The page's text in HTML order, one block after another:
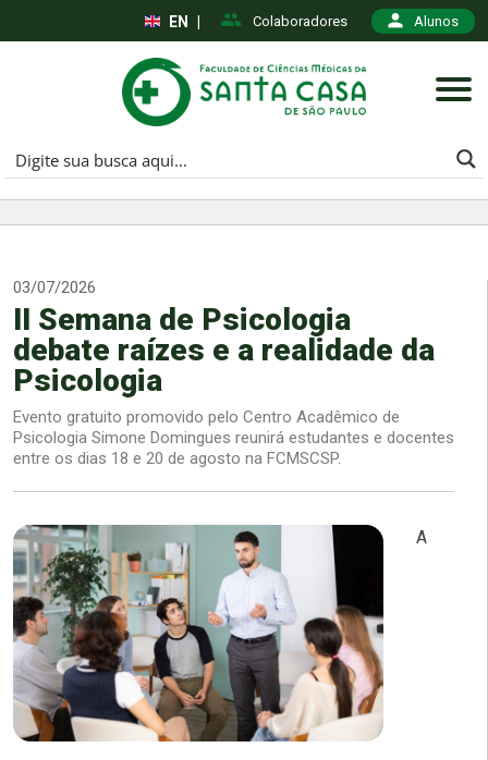
Colaboradores Alunos
EN
03/07/2026
II Semana de Psicologia
debate raízes e a realidade da
Psicologia
Evento gratuito promovido pelo Centro Acadêmico de
Psicologia Simone Domingues reunirá estudantes e docentes
entre os dias 18 e 20 de agosto na FCMSCSP.
A